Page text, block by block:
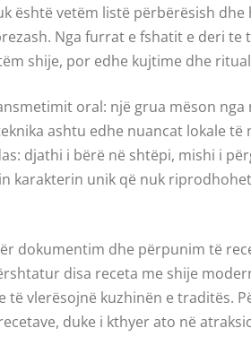
është vetëm listë përbërësish
Nga furrat e fshatit e deri te
shije, por edhe kujtime dhe
oral: një grua mëson nga
ashtu edhe nuancat lokale
djathi i bërë në shtëpi, mishi i
karakterin unik që nuk
dokumentim dhe përpunim të
disa receta me shije
vlerësojnë kuzhinën e traditës.
duke i kthyer ato në